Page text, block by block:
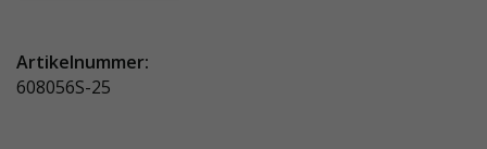
Artikelnummer:
608056S-25